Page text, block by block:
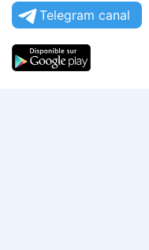
Telegram canal